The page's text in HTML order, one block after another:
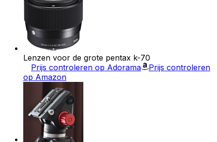
Lenzen voor de grote pentax k-70
Prijs controleren op Adorama
Prijs controleren
op Amazon